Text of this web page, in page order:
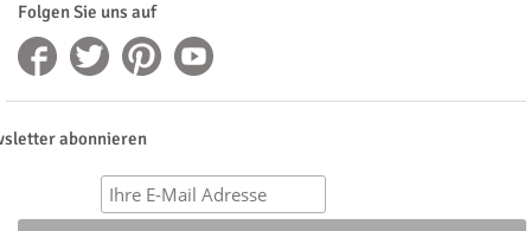
Folgen Sie uns auf
abonnieren